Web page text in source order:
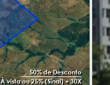
50% de Desconto
À vista ou 25% (Sinal) + 30X